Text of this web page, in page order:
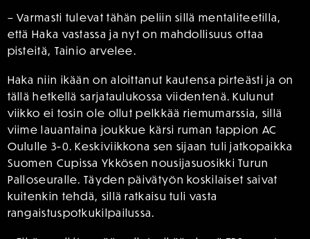
– Varmasti tulevat tähän peliin sillä mentaliteetilla,
että Haka vastassa ja nyt on mahdollisuus ottaa
pisteitä, Tainio arvelee.
Haka niin ikään on aloittanut kautensa pirteästi ja on
tällä hetkellä sarjataulukossa viidentenä. Kulunut
viikko ei tosin ole ollut pelkkää riemumarssia, sillä
viime lauantaina joukkue kärsi ruman tappion AC
Oululle 3-0. Keskiviikkona sen sijaan tuli jatkopaikka
Suomen Cupissa Ykkösen nousijasuosikki Turun
Palloseuralle. Täyden päivätyön koskilaiset saivat
kuitenkin tehdä, sillä ratkaisu tuli vasta
rangaistuspotkukilpailussa.